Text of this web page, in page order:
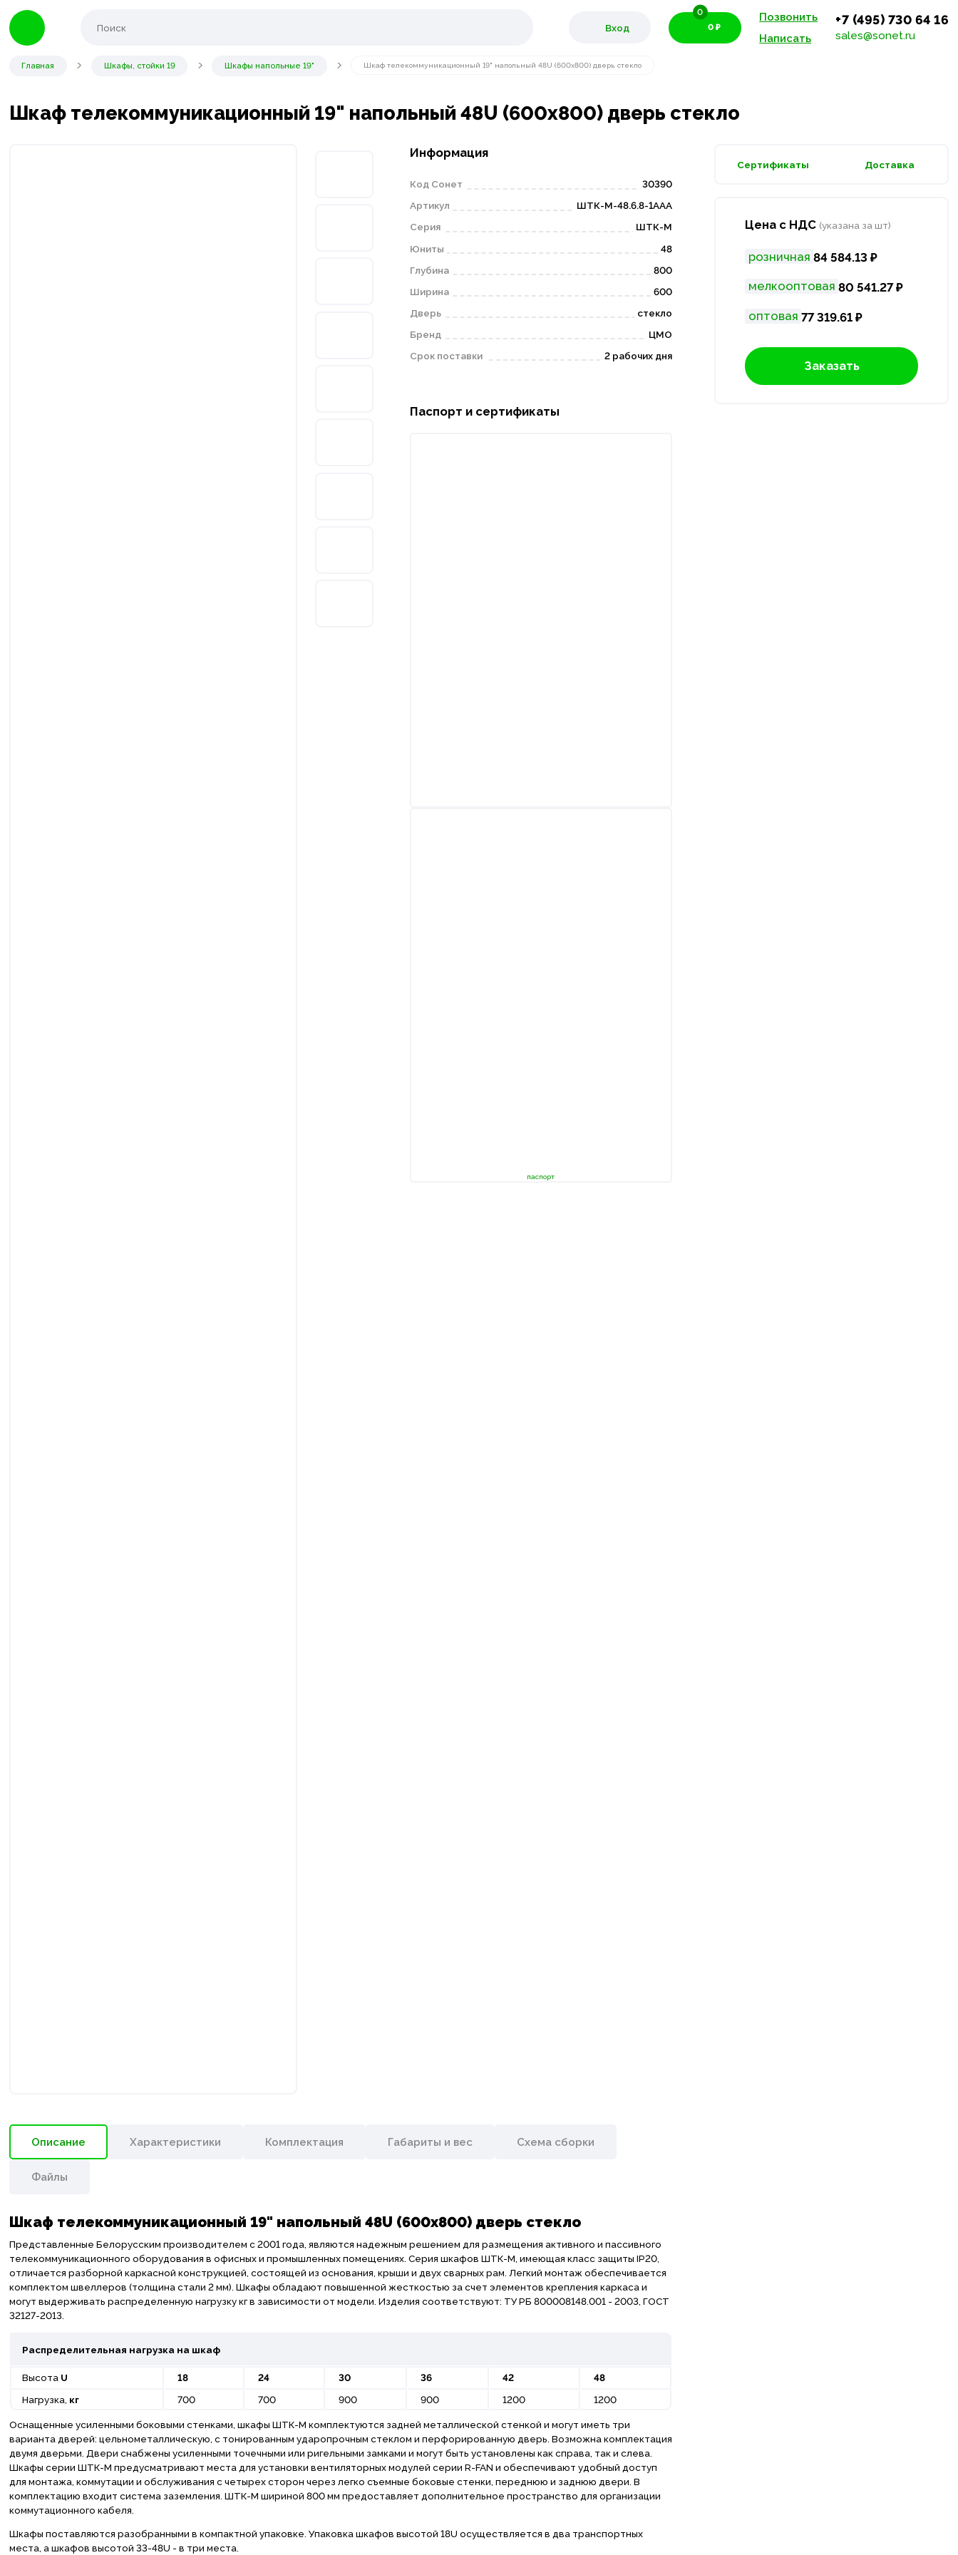
Вход 0 ₽
0
Позвонить
Написать
+7 (495) 730 64 16
sales@sonet.ru
Главная Шкафы, стойки 19 Шкафы напольные 19" Шкаф телекоммуникационный 19" напольный 48U (600х800) дверь стекло
Шкаф телекоммуникационный 19" напольный 48U (600х800) дверь стекло
Информация
Код Сонет
30390
Артикул
ШТК-М-48.6.8-1ААА
Серия
ШТК-М
Юниты
48
Глубина
800
Ширина
600
Дверь
стекло
Бренд
ЦМО
Срок поставки
2 рабочих дня
Паспорт и сертификаты
паспорт
Описание Характеристики Комплектация Габариты и вес Схема сборки
Файлы
Шкаф телекоммуникационный 19" напольный 48U (600х800) дверь стекло
Представленные Белорусским производителем с 2001 года, являются надежным решением для размещения активного и пассивного
телекоммуникационного оборудования в офисных и промышленных помещениях. Серия шкафов ШТК-М, имеющая класс защиты IP20,
отличается разборной каркасной конструкцией, состоящей из основания, крыши и двух сварных рам. Легкий монтаж обеспечивается
комплектом швеллеров (толщина стали 2 мм). Шкафы обладают повышенной жесткостью за счет элементов крепления каркаса и
могут выдерживать распределенную нагрузку кг в зависимости от модели. Изделия соответствуют: ТУ РБ 800008148.001 - 2003, ГОСТ
32127-2013.
Распределительная нагрузка на шкаф
Высота U 18 24 30 36 42
48
Нагрузка, кг 700 700 900 900 1200 1200
Оснащенные усиленными боковыми стенками, шкафы ШТК-М комплектуются задней металлической стенкой и могут иметь три
варианта дверей: цельнометаллическую, с тонированным ударопрочным стеклом и перфорированную дверь. Возможна комплектация
двумя дверьми. Двери снабжены усиленными точечными или ригельными замками и могут быть установлены как справа, так и слева.
Шкафы серии ШТК-М предусматривают места для установки вентиляторных модулей серии R-FAN и обеспечивают удобный доступ
для монтажа, коммутации и обслуживания с четырех сторон через легко съемные боковые стенки, переднюю и заднюю двери. В
комплектацию входит система заземления. ШТК-М шириной 800 мм предоставляет дополнительное пространство для организации
коммутационного кабеля.
Шкафы поставляются разобранными в компактной упаковке. Упаковка шкафов высотой 18U осуществляется в два транспортных
места, а шкафов высотой 33-48U - в три места.
Сертификаты Доставка
Цена с НДС (указана за шт)
розничная 84 584.13 ₽
мелкооптовая 80 541.27 ₽
оптовая 77 319.61 ₽
Заказать